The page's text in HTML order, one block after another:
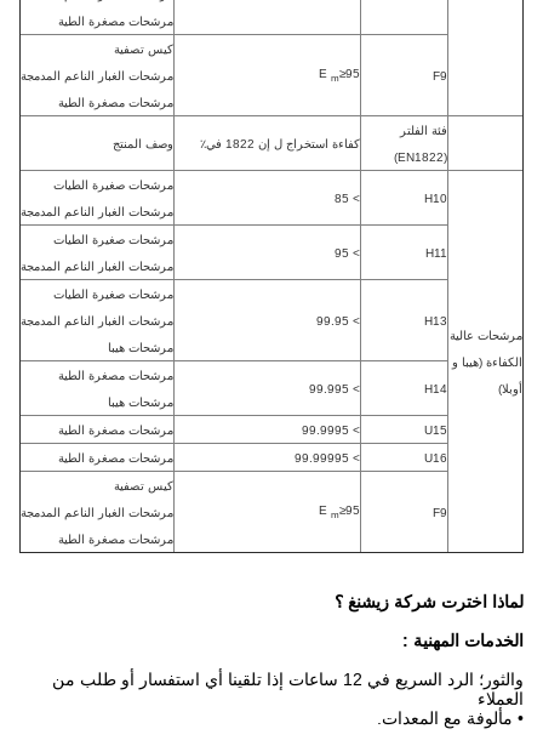
مرشحات مصغرة الطية
F9
95≤E
m
كيس تصفية
مرشحات الغبار الناعم المدمجة
مرشحات مصغرة الطية
فئة الفلتر
(EN1822)
كفاءة استخراج ل إن 1822 في٪ وصف المنتج
مرشحات عالية
الكفاءة (هيبا و
أوبلا)
H10
> 85
مرشحات صغيرة الطيات
مرشحات الغبار الناعم المدمجة
H11
> 95
مرشحات صغيرة الطيات
مرشحات الغبار الناعم المدمجة
H13
> 99.95
مرشحات صغيرة الطيات
مرشحات الغبار الناعم المدمجة
مرشحات هيبا
H14
> 99.995
مرشحات مصغرة الطية
مرشحات هيبا
U15
> 99.9995 مرشحات مصغرة الطية
U16
> 99.99995 مرشحات مصغرة الطية
F9
95≤E
m
كيس تصفية
مرشحات الغبار الناعم المدمجة
مرشحات مصغرة الطية
لماذا اخترت شركة زيشنغ ؟
الخدمات المهنية :
والثور؛ الرد السريع في 12 ساعات إذا تلقينا أي استفسار أو طلب من
العملاء
• مألوفة مع المعدات.